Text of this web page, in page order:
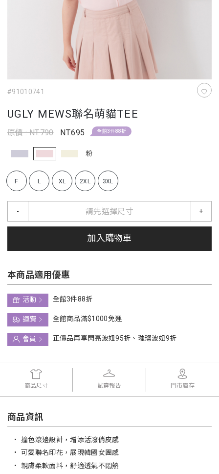
#91010741
UGLY MEWS聯名萌貓TEE
原價 : NT.790 NT.695 全館3件88折
粉
F L XL 2XL 3XL
請先選擇尺寸
- +
加入購物車
本商品適用優惠
活動
全館3件88折
運費
全館商品滿$1000免運
會員
正價品再享閃亮波妞95折、璀璨波妞9折
商品尺寸 試穿報告 門市庫存
商品資訊
• 撞色滾邊設計，增添活潑俏皮感
• 可愛聯名印花，展現韓國女團感
• 親膚柔軟面料，舒適透氣不悶熱